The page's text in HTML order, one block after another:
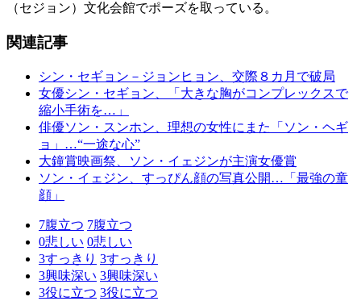
（セジョン）文化会館でポーズを取っている。
関連記事
シン・セギョン－ジョンヒョン、交際８カ月で破局
女優シン・セギョン、「大きな胸がコンプレックスで
縮小手術を…」
俳優ソン・スンホン、理想の女性にまた「ソン・ヘギ
ョ」…“一途な心”
大鐘賞映画祭、ソン・イェジンが主演女優賞
ソン・イェジン、すっぴん顔の写真公開…「最強の童
顔」
7腹立つ 7腹立つ
0悲しい 0悲しい
3すっきり 3すっきり
3興味深い 3興味深い
3役に立つ 3役に立つ